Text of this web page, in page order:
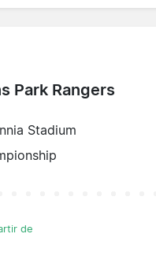
Park Rangers
Stadium
de